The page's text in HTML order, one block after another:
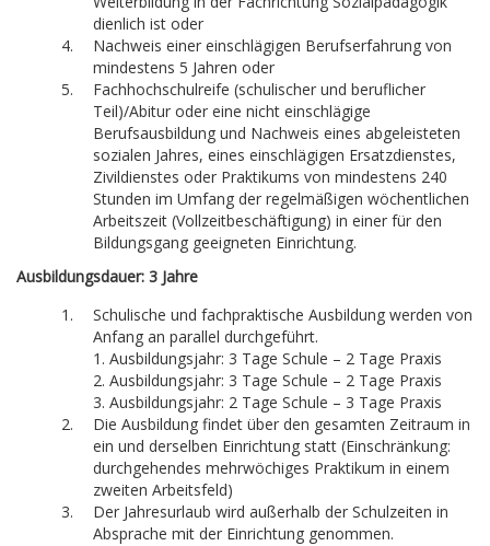
dienlich ist oder
Nachweis einer einschlägigen Berufserfahrung von
mindestens 5 Jahren oder
Fachhochschulreife (schulischer und beruflicher
Teil)/Abitur oder eine nicht einschlägige
Berufsausbildung und Nachweis eines abgeleisteten
sozialen Jahres, eines einschlägigen Ersatzdienstes,
Zivildienstes oder Praktikums von mindestens 240
Stunden im Umfang der regelmäßigen wöchentlichen
Arbeitszeit (Vollzeitbeschäftigung) in einer für den
Bildungsgang geeigneten Einrichtung.
Ausbildungsdauer: 3 Jahre
Schulische und fachpraktische Ausbildung werden von
Anfang an parallel durchgeführt.
1. Ausbildungsjahr: 3 Tage Schule – 2 Tage Praxis
2. Ausbildungsjahr: 3 Tage Schule – 2 Tage Praxis
3. Ausbildungsjahr: 2 Tage Schule – 3 Tage Praxis
Die Ausbildung findet über den gesamten Zeitraum in
ein und derselben Einrichtung statt (Einschränkung:
durchgehendes mehrwöchiges Praktikum in einem
zweiten Arbeitsfeld)
Der Jahresurlaub wird außerhalb der Schulzeiten in
Absprache mit der Einrichtung genommen.